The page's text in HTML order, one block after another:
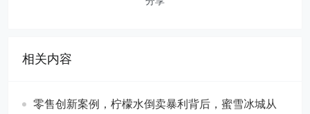
相关内容
零售创新案例，柠檬水倒卖暴利背后，蜜雪冰城从